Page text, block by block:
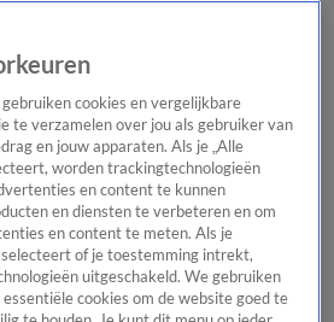
Het beste van Hart
Tip de
cookies en vergelijkbare
te verzamelen over jou als gebruiker van
en jouw apparaten. Als je „Alle
worden trackingtechnologieën
en content te kunnen
en diensten te verbeteren en om
en content te meten. Als je
selecteert of je toestemming intrekt,
uitgeschakeld. We gebruiken
cookies om de website goed te